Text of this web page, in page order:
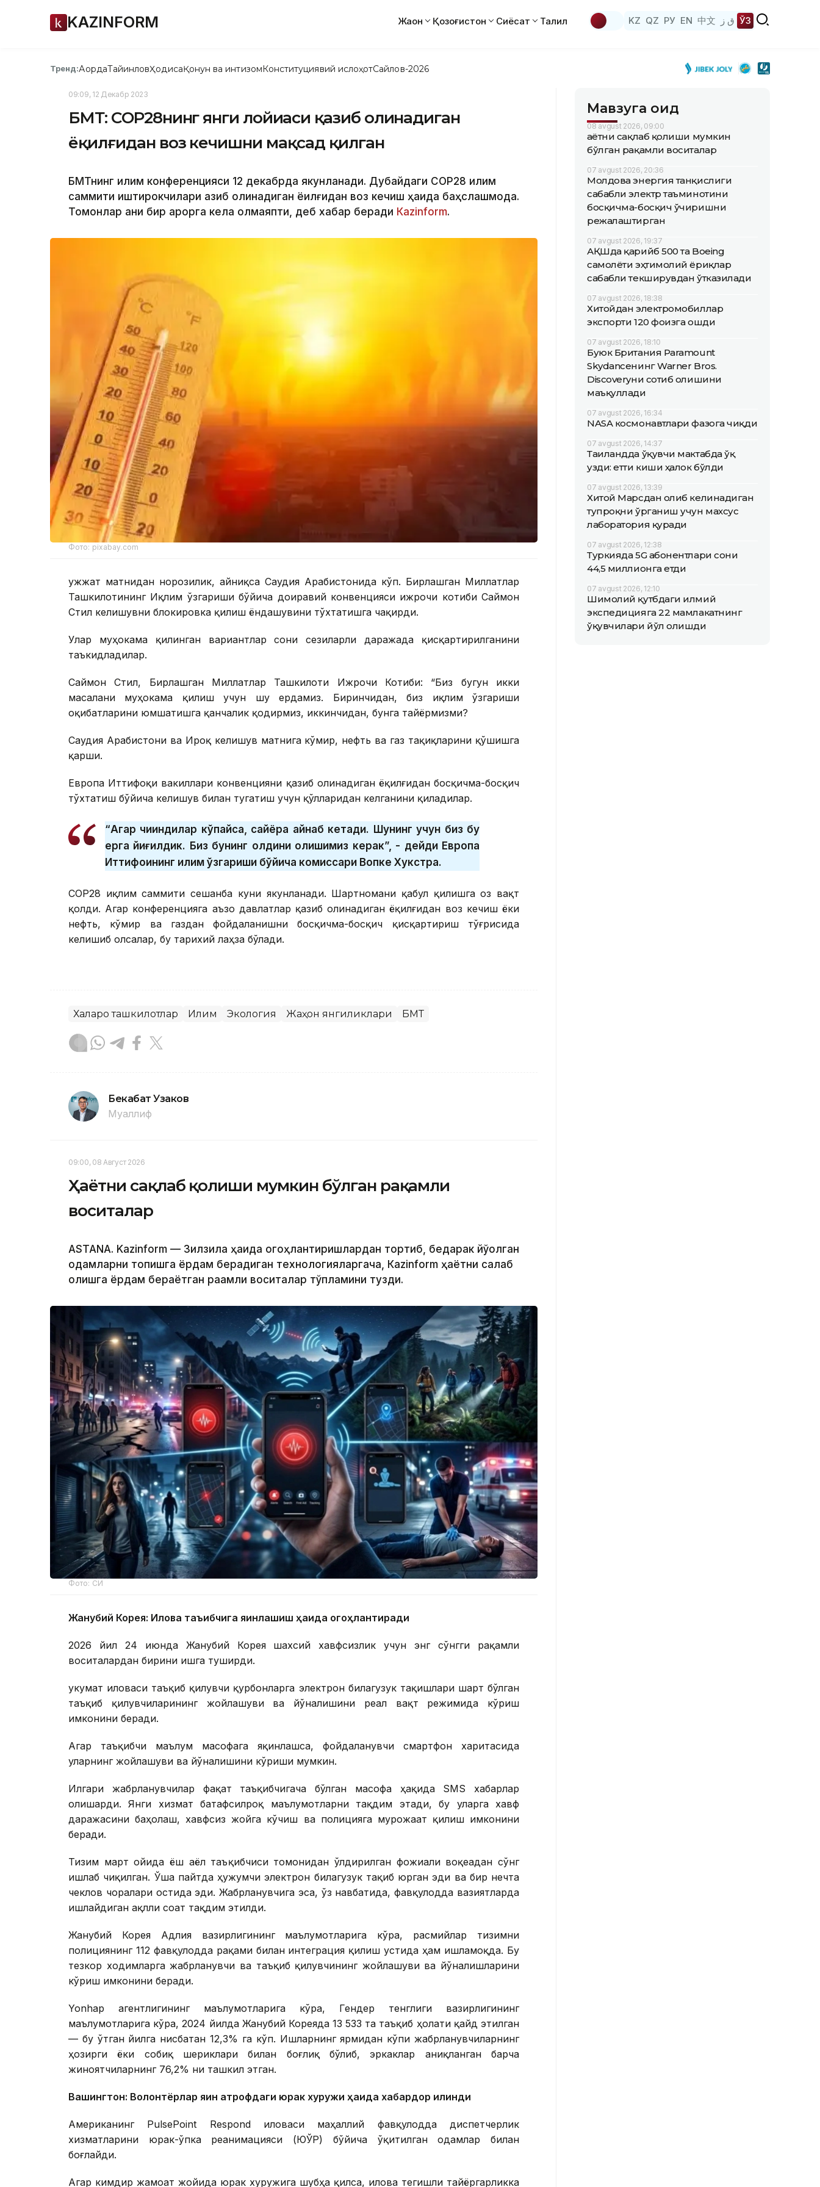
KAZINFORM Жаҳон Қозоғистон Сиёсат Таҳлил KZ QZ РУ EN 中文 ق ز ЎЗ
Тренд:АқордаТайинловҲодисаҚонун ва интизомКонституциявий ислоҳотСайлов-2026
09:09, 12 Декабр 2023
БМТ: CОP28нинг янги лойиҳаси қазиб олинадиган
ёқилғидан воз кечишни мақсад қилган
БМТнинг иқлим конференцияси 12 декабрда якунланади. Дубайдаги CОP28 иқлим
саммити иштирокчилари қазиб олинадиган ёқилғидан воз кечиш ҳақида баҳслашмоқда.
Томонлар аниқ бир қарорга кела олмаяпти, деб хабар беради Каzinform.
Фото: pixabay.com
Ҳужжат матнидан норозилик, айниқса Саудия Арабистонида кўп. Бирлашган Миллатлар
Ташкилотининг Иқлим ўзгариши бўйича доиравий конвенцияси ижрочи котиби Саймон
Стил келишувни блокировка қилиш ёндашувини тўхтатишга чақирди.
Улар муҳокама қилинган вариантлар сони сезиларли даражада қисқартирилганини
таъкидладилар.
Саймон Стил, Бирлашган Миллатлар Ташкилоти Ижрочи Котиби: “Биз бугун икки
масалани муҳокама қилиш учун шу ердамиз. Биринчидан, биз иқлим ўзгариши
оқибатларини юмшатишга қанчалик қодирмиз, иккинчидан, бунга тайёрмизми?
Саудия Арабистони ва Ироқ келишув матнига кўмир, нефть ва газ тақиқларини қўшишга
қарши.
Европа Иттифоқи вакиллари конвенцияни қазиб олинадиган ёқилғидан босқичма-босқич
тўхтатиш бўйича келишув билан тугатиш учун қўлларидан келганини қиладилар.
“Агар чиқиндилар кўпайса, сайёра қайнаб кетади. Шунинг учун биз бу
ерга йиғилдик. Биз бунинг олдини олишимиз керак”, - дейди Европа
Иттифоқининг иқлим ўзгариши бўйича комиссари Вопке Хукстра.
CОP28 иқлим саммити сешанба куни якунланади. Шартномани қабул қилишга оз вақт
қолди. Агар конференцияга аъзо давлатлар қазиб олинадиган ёқилғидан воз кечиш ёки
нефть, кўмир ва газдан фойдаланишни босқичма-босқич қисқартириш тўғрисида
келишиб олсалар, бу тарихий лаҳза бўлади.
Халқаро ташкилотлар Иқлим Экология Жаҳон янгиликлари БМТ
Бекабат Узаков
Муаллиф
09:00, 08 Август 2026
Ҳаётни сақлаб қолиши мумкин бўлган рақамли
воситалар
ASTANA. Kazinform — Зилзила ҳақида огоҳлантиришлардан тортиб, бедарак йўқолган
одамларни топишга ёрдам берадиган технологияларгача, Кazinform ҳаётни сақлаб
қолишга ёрдам бераётган рақамли воситалар тўпламини тузди.
Фото: СИ
Жанубий Корея: Илова таъқибчига яқинлашиш ҳақида огоҳлантиради
2026 йил 24 июнда Жанубий Корея шахсий хавфсизлик учун энг сўнгги рақамли
воситалардан бирини ишга туширди.
Ҳукумат иловаси таъқиб қилувчи қурбонларга электрон билагузук тақишлари шарт бўлган
таъқиб қилувчиларининг жойлашуви ва йўналишини реал вақт режимида кўриш
имконини беради.
Агар таъқибчи маълум масофага яқинлашса, фойдаланувчи смартфон харитасида
уларнинг жойлашуви ва йўналишини кўриши мумкин.
Илгари жабрланувчилар фақат таъқибчигача бўлган масофа ҳақида SМS хабарлар
олишарди. Янги хизмат батафсилроқ маълумотларни тақдим этади, бу уларга хавф
даражасини баҳолаш, хавфсиз жойга кўчиш ва полицияга мурожаат қилиш имконини
беради.
Тизим март ойида ёш аёл таъқибчиси томонидан ўлдирилган фожиали воқеадан сўнг
ишлаб чиқилган. Ўша пайтда ҳужумчи электрон билагузук тақиб юрган эди ва бир нечта
чеклов чоралари остида эди. Жабрланувчига эса, ўз навбатида, фавқулодда вазиятларда
ишлайдиган ақлли соат тақдим этилди.
Жанубий Корея Адлия вазирлигининг маълумотларига кўра, расмийлар тизимни
полициянинг 112 фавқулодда рақами билан интеграция қилиш устида ҳам ишламоқда. Бу
тезкор ходимларга жабрланувчи ва таъқиб қилувчининг жойлашуви ва йўналишларини
кўриш имконини беради.
Yonhap агентлигининг маълумотларига кўра, Гендер тенглиги вазирлигининг
маълумотларига кўра, 2024 йилда Жанубий Кореяда 13 533 та таъқиб ҳолати қайд этилган
— бу ўтган йилга нисбатан 12,3% га кўп. Ишларнинг ярмидан кўпи жабрланувчиларнинг
ҳозирги ёки собиқ шериклари билан боғлиқ бўлиб, эркаклар аниқланган барча
жиноятчиларнинг 76,2% ни ташкил этган.
Вашингтон: Волонтёрлар яқин атрофдаги юрак хуружи ҳақида хабардор қилинди
Американинг PulsePoint Respond иловаси маҳаллий фавқулодда диспетчерлик
хизматларини юрак-ўпка реанимацияси (ЮЎР) бўйича ўқитилган одамлар билан
боғлайди.
Агар кимдир жамоат жойида юрак хуружига шубҳа қилса, илова тегишли тайёргарликка
Мавзуга оид
08 avgust 2026, 09:00
Ҳаётни сақлаб қолиши мумкин
бўлган рақамли воситалар
07 avgust 2026, 20:36
Молдова энергия танқислиги
сабабли электр таъминотини
босқичма-босқич ўчиришни
режалаштирган
07 avgust 2026, 19:37
АҚШда қарийб 500 та Boeing
самолёти эҳтимолий ёриқлар
сабабли текширувдан ўтказилади
07 avgust 2026, 18:38
Хитойдан электромобиллар
экспорти 120 фоизга ошди
07 avgust 2026, 18:10
Буюк Британия Paramount
Skydanceнинг Warner Bros.
Discoveryни сотиб олишини
маъқуллади
07 avgust 2026, 16:34
NASA космонавтлари фазога чиқди
07 avgust 2026, 14:37
Таиландда ўқувчи мактабда ўқ
узди: етти киши ҳалок бўлди
07 avgust 2026, 13:39
Хитой Марсдан олиб келинадиган
тупроқни ўрганиш учун махсус
лаборатория қуради
07 avgust 2026, 12:38
Туркияда 5G абонентлари сони
44,5 миллионга етди
07 avgust 2026, 12:10
Шимолий қутбдаги илмий
экспедицияга 22 мамлакатнинг
ўқувчилари йўл олишди